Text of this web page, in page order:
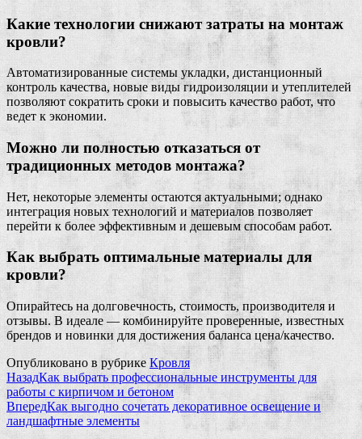
Какие технологии снижают затраты на монтаж
кровли?
Автоматизированные системы укладки, дистанционный
контроль качества, новые виды гидроизоляции и утеплителей
позволяют сократить сроки и повысить качество работ, что
ведет к экономии.
Можно ли полностью отказаться от
традиционных методов монтажа?
Нет, некоторые элементы остаются актуальными; однако
интеграция новых технологий и материалов позволяет
перейти к более эффективным и дешевым способам работ.
Как выбрать оптимальные материалы для
кровли?
Опирайтесь на долговечность, стоимость, производителя и
отзывы. В идеале — комбинируйте проверенные, известных
брендов и новинки для достижения баланса цена/качество.
Опубликовано в рубрике Кровля
НазадКак выбрать профессиональные инструменты для
работы с кирпичом и бетоном
ВпередКак выгодно сочетать декоративное освещение и
ландшафтные элементы